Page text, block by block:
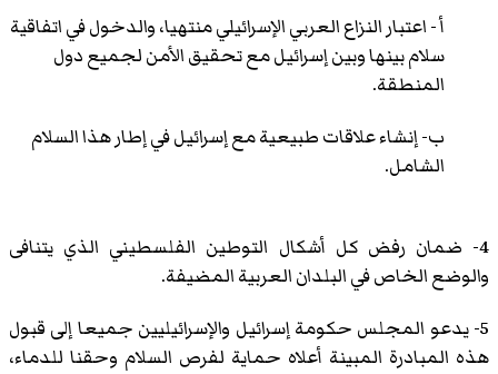
أ - اعتبار النزاع العربي الإسرائيلي منتهيا، والدخول في اتفاقية
سلام بينها وبين إسرائيل مع تحقيق الأمن لجميع دول
المنطقة.
ب- إنشاء علاقات طبيعية مع إسرائيل في إطار هذا السلام
الشامل.
4- ضمان رفض كل أشكال التوطين الفلسطيني الذي يتنافى
والوضع الخاص في البلدان العربية المضيفة.
5- يدعو المجلس حكومة إسرائيل والإسرائيليين جميعا إلى قبول
هذه المبادرة المبينة أعلاه حماية لفرص السلام وحقنا للدماء،